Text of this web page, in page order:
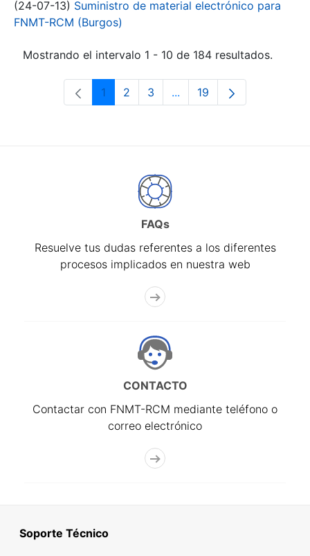
(24-07-13) Suministro de material electrónico para
FNMT-RCM (Burgos)
Mostrando el intervalo 1 - 10 de 184 resultados.
Página
1 Página
2 Página
3 ...Páginas intermedias Use
Página
19
FAQs
Resuelve tus dudas referentes a los diferentes
procesos implicados en nuestra web
CONTACTO
Contactar con FNMT-RCM mediante teléfono o
correo electrónico
Soporte Técnico